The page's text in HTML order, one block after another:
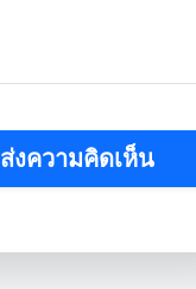
ส่งความคิดเห็น